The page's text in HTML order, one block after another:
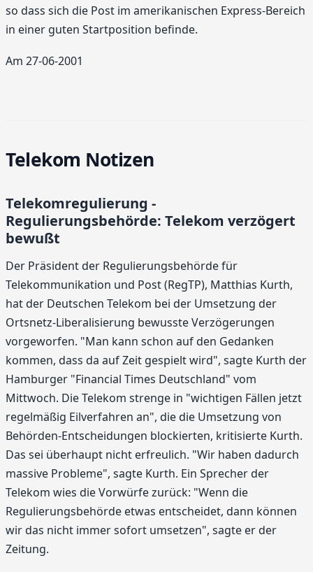
so dass sich die Post im amerikanischen Express-Bereich
in einer guten Startposition befinde.
Am 27-06-2001
Telekom Notizen
Telekomregulierung -
Regulierungsbehörde: Telekom verzögert
bewußt
Der Präsident der Regulierungsbehörde für
Telekommunikation und Post (RegTP), Matthias Kurth,
hat der Deutschen Telekom bei der Umsetzung der
Ortsnetz-Liberalisierung bewusste Verzögerungen
vorgeworfen. "Man kann schon auf den Gedanken
kommen, dass da auf Zeit gespielt wird", sagte Kurth der
Hamburger "Financial Times Deutschland" vom
Mittwoch. Die Telekom strenge in "wichtigen Fällen jetzt
regelmäßig Eilverfahren an", die die Umsetzung von
Behörden-Entscheidungen blockierten, kritisierte Kurth.
Das sei überhaupt nicht erfreulich. "Wir haben dadurch
massive Probleme", sagte Kurth. Ein Sprecher der
Telekom wies die Vorwürfe zurück: "Wenn die
Regulierungsbehörde etwas entscheidet, dann können
wir das nicht immer sofort umsetzen", sagte er der
Zeitung.